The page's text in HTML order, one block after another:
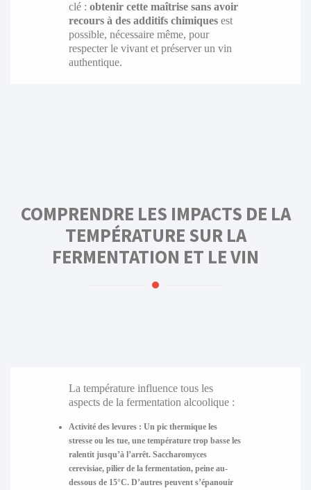
clé : obtenir cette maîtrise sans avoir
recours à des additifs chimiquesest
possible, nécessaire même, pour
respecter le vivant et préserver un vin
authentique.
COMPRENDRE LES IMPACTS DE LA
TEMPÉRATURE SUR LA
FERMENTATION ET LE VIN
La température influence tous les
aspects de la fermentation alcoolique :
Activité des levures: Un pic thermique les
stresse ou les tue, une température trop basse les
ralentit jusqu’à l’arrêt. Saccharomyces
cerevisiae, pilier de la fermentation, peine au-
dessous de 15°C. D’autres peuvent s’épanouir